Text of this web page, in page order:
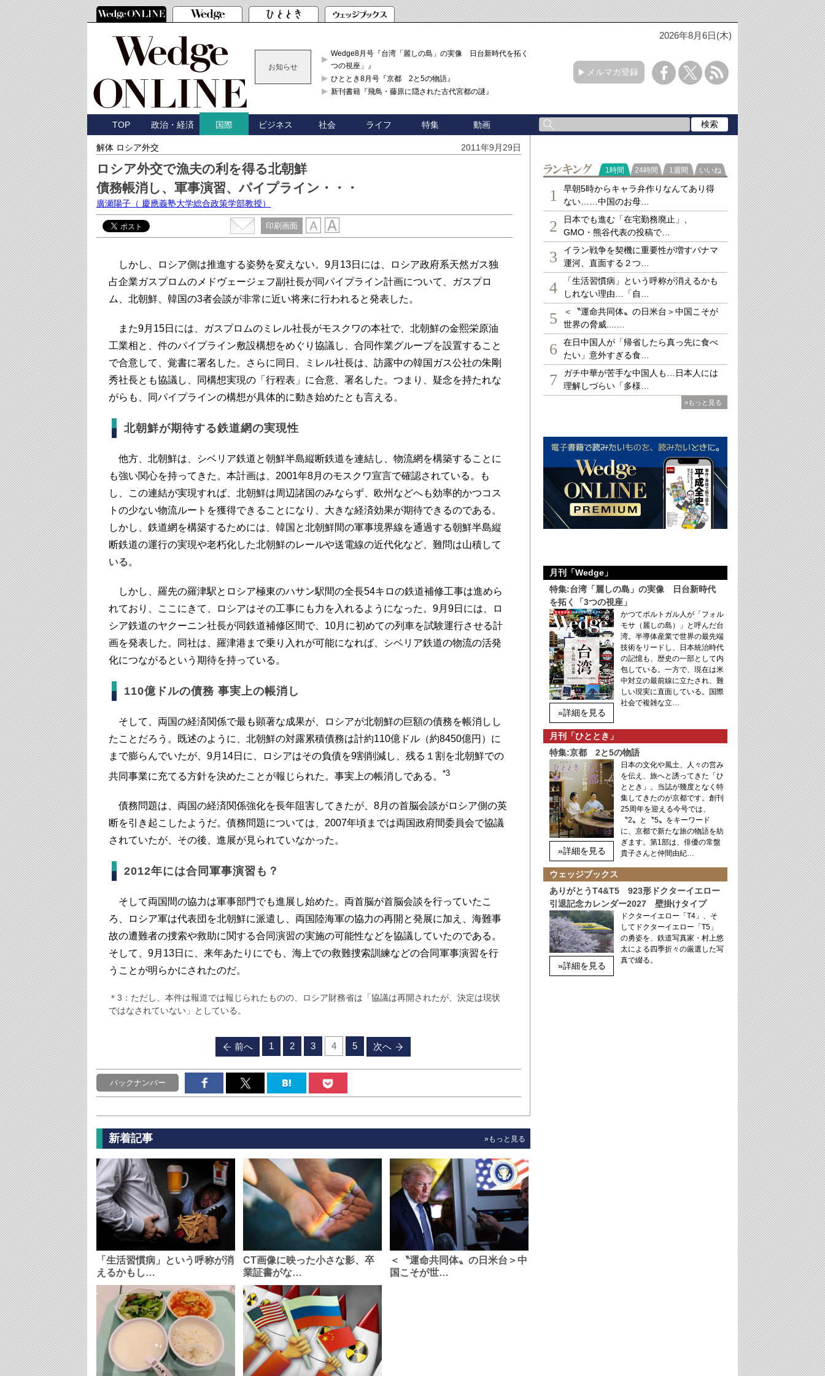
2026年8月6日(木)
お知らせ
Wedge8月号『台湾「麗しの島」の実像 日台新時代を拓く「3
つの視座」』
ひととき8月号『京都 2と5の物語』
新刊書籍『飛鳥・藤原に隠された古代宮都の謎』
メルマガ登録
TOP 政治・経済 国際 ビジネス 社会 ライフ 特集 動画
解体 ロシア外交 2011年9月29日
ロシア外交で漁夫の利を得る北朝鮮
債務帳消し、軍事演習、パイプライン・・・
廣瀬陽子 （ 慶應義塾大学総合政策学部教授）
印刷画面
しかし、ロシア側は推進する姿勢を変えない。9月13日には、ロシア政府系天然ガス独
占企業ガスプロムのメドヴェージェフ副社長が同パイプライン計画について、ガスプロ
ム、北朝鮮、韓国の3者会談が非常に近い将来に行われると発表した。
また9月15日には、ガスプロムのミレル社長がモスクワの本社で、北朝鮮の金熙栄原油
工業相と、件のパイプライン敷設構想をめぐり協議し、合同作業グループを設置すること
で合意して、覚書に署名した。さらに同日、ミレル社長は、訪露中の韓国ガス公社の朱剛
秀社長とも協議し、同構想実現の「行程表」に合意、署名した。つまり、疑念を持たれな
がらも、同パイプラインの構想が具体的に動き始めたとも言える。
北朝鮮が期待する鉄道網の実現性
他方、北朝鮮は、シベリア鉄道と朝鮮半島縦断鉄道を連結し、物流網を構築することに
も強い関心を持ってきた。本計画は、2001年8月のモスクワ宣言で確認されている。も
し、この連結が実現すれば、北朝鮮は周辺諸国のみならず、欧州などへも効率的かつコス
トの少ない物流ルートを獲得できることになり、大きな経済効果が期待できるのである。
しかし、鉄道網を構築するためには、韓国と北朝鮮間の軍事境界線を通過する朝鮮半島縦
断鉄道の運行の実現や老朽化した北朝鮮のレールや送電線の近代化など、難問は山積して
いる。
しかし、羅先の羅津駅とロシア極東のハサン駅間の全長54キロの鉄道補修工事は進めら
れており、ここにきて、ロシアはその工事にも力を入れるようになった。9月9日には、ロ
シア鉄道のヤクーニン社長が同鉄道補修区間で、10月に初めての列車を試験運行させる計
画を発表した。同社は、羅津港まで乗り入れが可能になれば、シベリア鉄道の物流の活発
化につながるという期待を持っている。
110億ドルの債務 事実上の帳消し
そして、両国の経済関係で最も顕著な成果が、ロシアが北朝鮮の巨額の債務を帳消しし
たことだろう。既述のように、北朝鮮の対露累積債務は計約110億ドル（約8450億円）に
まで膨らんでいたが、9月14日に、ロシアはその負債を9割削減し、残る１割を北朝鮮での
共同事業に充てる方針を決めたことが報じられた。事実上の帳消しである。 *3
債務問題は、両国の経済関係強化を長年阻害してきたが、8月の首脳会談がロシア側の英
断を引き起こしたようだ。債務問題については、2007年頃までは両国政府間委員会で協議
されていたが、その後、進展が見られていなかった。
2012年には合同軍事演習も？
そして両国間の協力は軍事部門でも進展し始めた。両首脳が首脳会談を行っていたこ
ろ、ロシア軍は代表団を北朝鮮に派遣し、両国陸海軍の協力の再開と発展に加え、海難事
故の遭難者の捜索や救助に関する合同演習の実施の可能性などを協議していたのである。
そして、9月13日に、来年あたりにでも、海上での救難捜索訓練などの合同軍事演習を行
うことが明らかにされたのだ。
＊3：ただし、本件は報道では報じられたものの、ロシア財務省は「協議は再開されたが、決定は現状
ではなされていない」としている。
前へ 1 2 3 4 5 次へ
バックナンバー
新着記事 »もっと見る
「生活習慣病」という呼称が消
えるかもし…
CT画像に映った小さな影、卒
業証書がな…
＜〝運命共同体〟の日米台＞中
国こそが世…
ランキング
1時間 24時間 1週間 いいね
1
早朝5時からキャラ弁作りなんてあり得
ない……中国のお母…
2
日本でも進む「在宅勤務廃止」、
GMO・熊谷代表の投稿で…
3
イラン戦争を契機に重要性が増すパナマ
運河、直面する２つ…
4
「生活習慣病」という呼称が消えるかも
しれない理由…「自…
5
＜〝運命共同体〟の日米台＞中国こそが
世界の脅威....…
6
在日中国人が「帰省したら真っ先に食べ
たい」意外すぎる食…
7
ガチ中華が苦手な中国人も…日本人には
理解しづらい「多様…
»もっと見る
月刊「Wedge」
特集:台湾「麗しの島」の実像 日台新時代
を拓く「3つの視座」
»詳細を見る
かつてポルトガル人が「フォル
モサ（麗しの島）」と呼んだ台
湾。半導体産業で世界の最先端
技術をリードし、日本統治時代
の記憶も、歴史の一部として内
包している。一方で、現在は米
中対立の最前線に立たされ、難
しい現実に直面している。国際
社会で複雑な立…
月刊「ひととき」
特集:京都 2と5の物語
»詳細を見る
日本の文化や風土、人々の営み
を伝え、旅へと誘ってきた「ひ
ととき」。当誌が幾度となく特
集してきたのが京都です。創刊
25周年を迎える今号では、
〝2〟と〝5〟をキーワード
に、京都で新たな旅の物語を紡
ぎます。第1部は、俳優の常盤
貴子さんと仲間由紀…
ウェッジブックス
ありがとうT4&T5 923形ドクターイエロー
引退記念カレンダー2027 壁掛けタイプ
»詳細を見る
ドクターイエロー「T4」、そ
してドクターイエロー「T5」
の勇姿を、鉄道写真家・村上悠
太による四季折々の厳選した写
真で綴る。